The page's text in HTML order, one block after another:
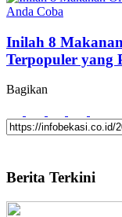
Inilah 8
Terpopuler yang
Bagikan
Berita Terkini